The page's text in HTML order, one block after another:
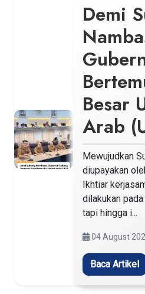
Demi
Besar
Arab
Mewujudkan
diupayakan
Ikhtiar
dilakukan
tapi hingga i...
04 August
Baca Artikel